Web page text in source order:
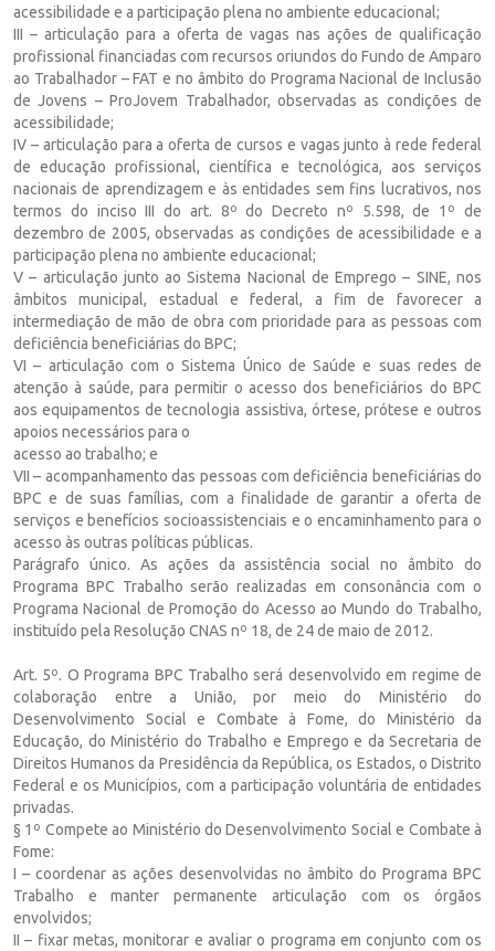
acessibilidade e a participação plena no ambiente educacional;
III – articulação para a oferta de vagas nas ações de qualificação
profissional financiadas com recursos oriundos do Fundo de Amparo
ao Trabalhador – FAT e no âmbito do Programa Nacional de Inclusão
de Jovens – ProJovem Trabalhador, observadas as condições de
acessibilidade;
IV – articulação para a oferta de cursos e vagas junto à rede federal
de educação profissional, científica e tecnológica, aos serviços
nacionais de aprendizagem e às entidades sem fins lucrativos, nos
termos do inciso III do art. 8º do Decreto nº 5.598, de 1º de
dezembro de 2005, observadas as condições de acessibilidade e a
participação plena no ambiente educacional;
V – articulação junto ao Sistema Nacional de Emprego – SINE, nos
âmbitos municipal, estadual e federal, a fim de favorecer a
intermediação de mão de obra com prioridade para as pessoas com
deficiência beneficiárias do BPC;
VI – articulação com o Sistema Único de Saúde e suas redes de
atenção à saúde, para permitir o acesso dos beneficiários do BPC
aos equipamentos de tecnologia assistiva, órtese, prótese e outros
apoios necessários para o
acesso ao trabalho; e
VII – acompanhamento das pessoas com deficiência beneficiárias do
BPC e de suas famílias, com a finalidade de garantir a oferta de
serviços e benefícios socioassistenciais e o encaminhamento para o
acesso às outras políticas públicas.
Parágrafo único. As ações da assistência social no âmbito do
Programa BPC Trabalho serão realizadas em consonância com o
Programa Nacional de Promoção do Acesso ao Mundo do Trabalho,
instituído pela Resolução CNAS nº 18, de 24 de maio de 2012.
Art. 5º. O Programa BPC Trabalho será desenvolvido em regime de
colaboração entre a União, por meio do Ministério do
Desenvolvimento Social e Combate à Fome, do Ministério da
Educação, do Ministério do Trabalho e Emprego e da Secretaria de
Direitos Humanos da Presidência da República, os Estados, o Distrito
Federal e os Municípios, com a participação voluntária de entidades
privadas.
§ 1º Compete ao Ministério do Desenvolvimento Social e Combate à
Fome:
I – coordenar as ações desenvolvidas no âmbito do Programa BPC
Trabalho e manter permanente articulação com os órgãos
envolvidos;
II – fixar metas, monitorar e avaliar o programa em conjunto com os